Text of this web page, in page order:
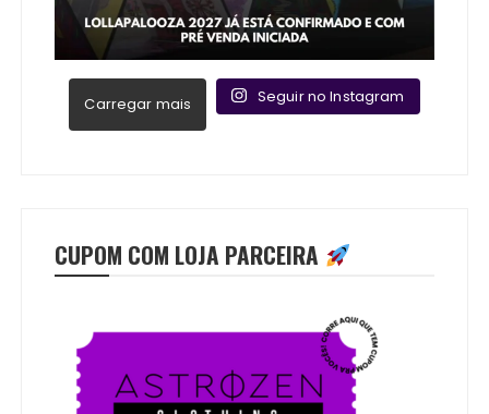
Carregar mais Seguir no Instagram
CUPOM COM LOJA PARCEIRA